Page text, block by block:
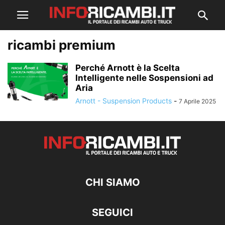
ricambi premium
Perché Arnott è la Scelta
Intelligente nelle Sospensioni ad
Aria
Arnott - Suspension Products - 7 Aprile 2025
CHI SIAMO
SEGUICI